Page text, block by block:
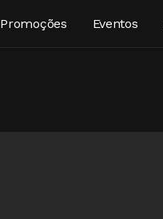
Promoções Eventos